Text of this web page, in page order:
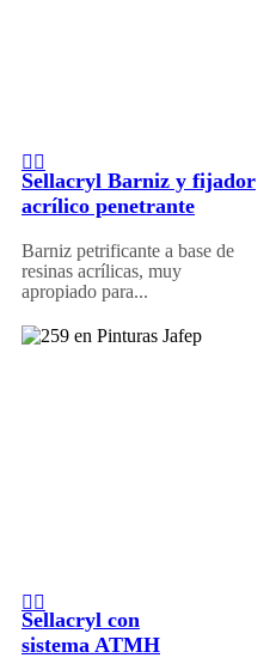
Sellacryl Barniz y fijador
acrílico penetrante
Barniz petrificante a base de
resinas acrílicas, muy
apropiado para...
Sellacryl con
sistema ATMH